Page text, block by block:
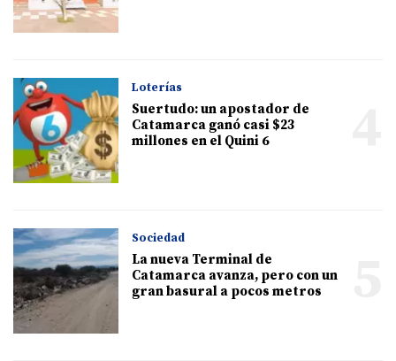
Loterías
Suertudo: un apostador de
Catamarca ganó casi $23
millones en el Quini 6
Sociedad
La nueva Terminal de
Catamarca avanza, pero con un
gran basural a pocos metros